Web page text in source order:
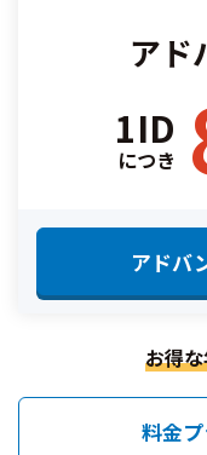
アド
1ID
につき
アドバ
お得
料金